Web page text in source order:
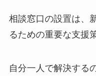
相談窓口の設置は、
るための重要な支援
自分一人で解決する